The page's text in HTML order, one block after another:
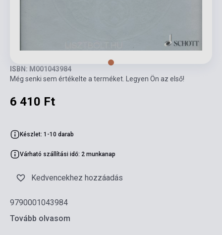
ISBN: M001043984
Még senki sem értékelte a terméket. Legyen Ön az első!
6 410 Ft
Készlet: 1-10 darab
Várható szállítási idő: 2 munkanap
Kedvencekhez hozzáadás
9790001043984
Tovább olvasom